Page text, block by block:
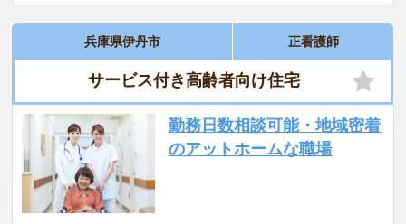
兵庫県伊丹市 正看護師
サービス付き高齢者向け住宅
勤務日数相談可能・地域密着
のアットホームな職場